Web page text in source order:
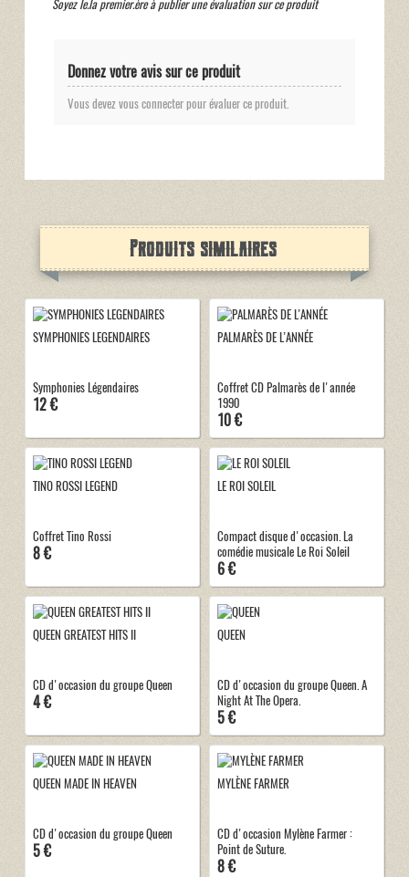
Soyez le.la premier.ère à publier une évaluation sur ce produit
Donnez votre avis sur ce produit
Vous devez vous connecter pour évaluer ce produit.
Produits similaires
SYMPHONIES LEGENDAIRES
Symphonies Légendaires
12 €
PALMARÈS DE L’ANNÉE
Coffret CD Palmarès de l'année
1990
10 €
TINO ROSSI LEGEND
Coffret Tino Rossi
8 €
LE ROI SOLEIL
Compact disque d'occasion. La
comédie musicale Le Roi Soleil
6 €
QUEEN GREATEST HITS II
CD d'occasion du groupe Queen
4 €
QUEEN
CD d'occasion du groupe Queen. A
Night At The Opera.
5 €
QUEEN MADE IN HEAVEN
CD d'occasion du groupe Queen
5 €
MYLÈNE FARMER
CD d'occasion Mylène Farmer :
Point de Suture.
8 €